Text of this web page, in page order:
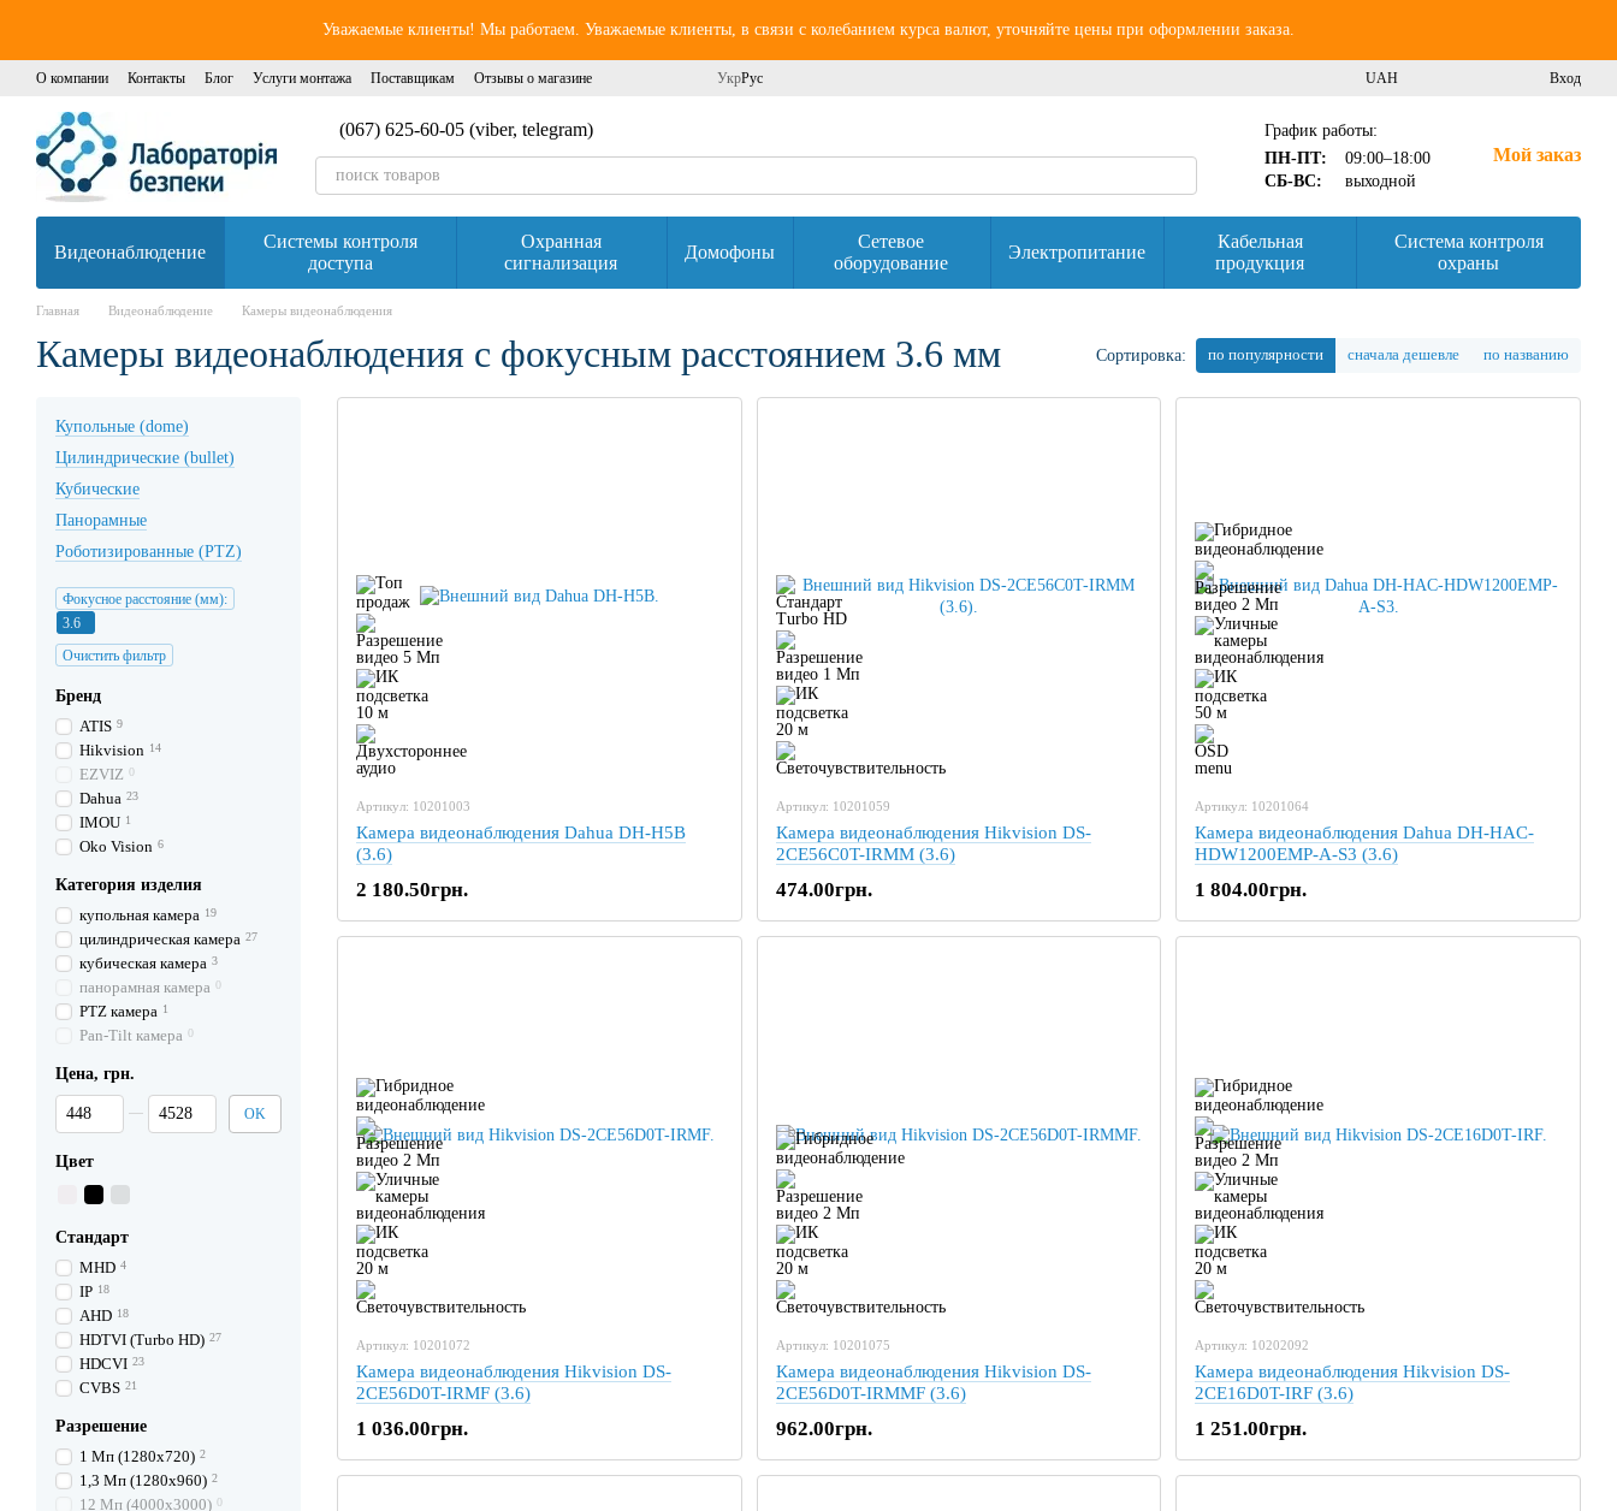
Уважаемые клиенты! Мы работаем. Уважаемые клиенты, в связи с колебанием курса валют, уточняйте цены при оформлении заказа.
О компании Контакты Блог Услуги монтажа Поставщикам Отзывы о магазине УкрРус UAH Вход
(067) 625-60-05 (viber, telegram)
График работы:
ПН-ПТ:
09:00–18:00
СБ-ВС:
выходной
Мой заказ
Видеонаблюдение
Системы контроля
доступа
Охранная
сигнализация
Домофоны
Сетевое
оборудование
Электропитание
Кабельная
продукция
Система контроля
охраны
Главная Видеонаблюдение Камеры видеонаблюдения
Камеры видеонаблюдения с фокусным расстоянием 3.6 мм Сортировка: по популярности сначала дешевле по названию
Артикул: 10201003
Камера видеонаблюдения Dahua DH-H5B
(3.6)
2 180.50грн.
Артикул: 10201059
Камера видеонаблюдения Hikvision DS-
2CE56C0T-IRMM (3.6)
474.00грн.
Артикул: 10201064
Камера видеонаблюдения Dahua DH-HAC-
HDW1200EMP-A-S3 (3.6)
1 804.00грн.
Артикул: 10201072
Камера видеонаблюдения Hikvision DS-
2CE56D0T-IRMF (3.6)
1 036.00грн.
Артикул: 10201075
Камера видеонаблюдения Hikvision DS-
2CE56D0T-IRMMF (3.6)
962.00грн.
Артикул: 10202092
Камера видеонаблюдения Hikvision DS-
2CE16D0T-IRF (3.6)
1 251.00грн.
Купольные (dome)
Цилиндрические (bullet)
Кубические
Панорамные
Роботизированные (PTZ)
Фокусное расстояние (мм):
3.6
Очистить фильтр
Бренд
ATIS 9
Hikvision 14
EZVIZ 0
Dahua 23
IMOU 1
Oko Vision 6
Категория изделия
купольная камера 19
цилиндрическая камера 27
кубическая камера 3
панорамная камера 0
PTZ камера 1
Pan-Tilt камера 0
Цена, грн.
От Цена, грн.
До Цена, грн.
OK
Цвет
Стандарт
MHD 4
IP 18
AHD 18
HDTVI (Turbo HD) 27
HDCVI 23
CVBS 21
Разрешение
1 Mп (1280х720) 2
1,3 Mп (1280х960) 2
12 Mп (4000х3000) 0